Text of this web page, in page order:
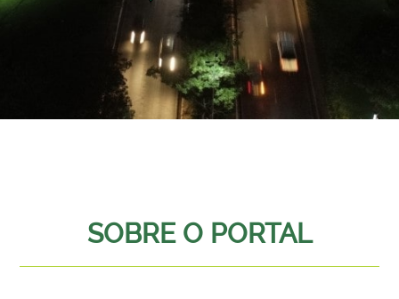
SOBRE O PORTAL